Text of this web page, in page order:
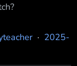
2025
理教師荒 蔣萬
· 2025-